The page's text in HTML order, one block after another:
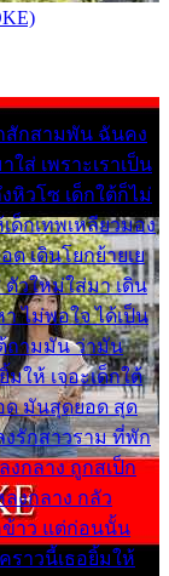
สักสามพัน ฉันคง
ส่ เพราะเราเป็น
หิวโซ เด็กใต้ก็ไม่
กเทพเหลียวมอง
ด เดินโยกย้ายเย
ตัวใหม่ใส่มา เดิน
ไม่พอใจ ได้เป็น
ถามมัน ว่ามัน
ให้ เจอะเด็กใต้
ด มันสุดยอด สุด
รักสาวราม ที่พัก
งกลาง ถูกสเป็ก
ลงกลาง กลัว
ข้าว แต่ก่อนนั้น
ราวนี้เธอยิ้มให้